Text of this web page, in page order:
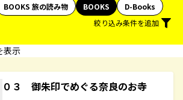
BOOKS 旅の読み物 BOOKS
D-Books
絞り込み条件を追加
表示
０３ 御朱印でめぐる奈良のお寺